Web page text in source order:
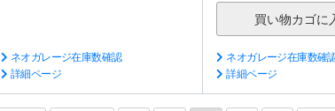
ネオガレージ在庫数確認
詳細ページ
ネオガレージ在庫数確
詳細ページ